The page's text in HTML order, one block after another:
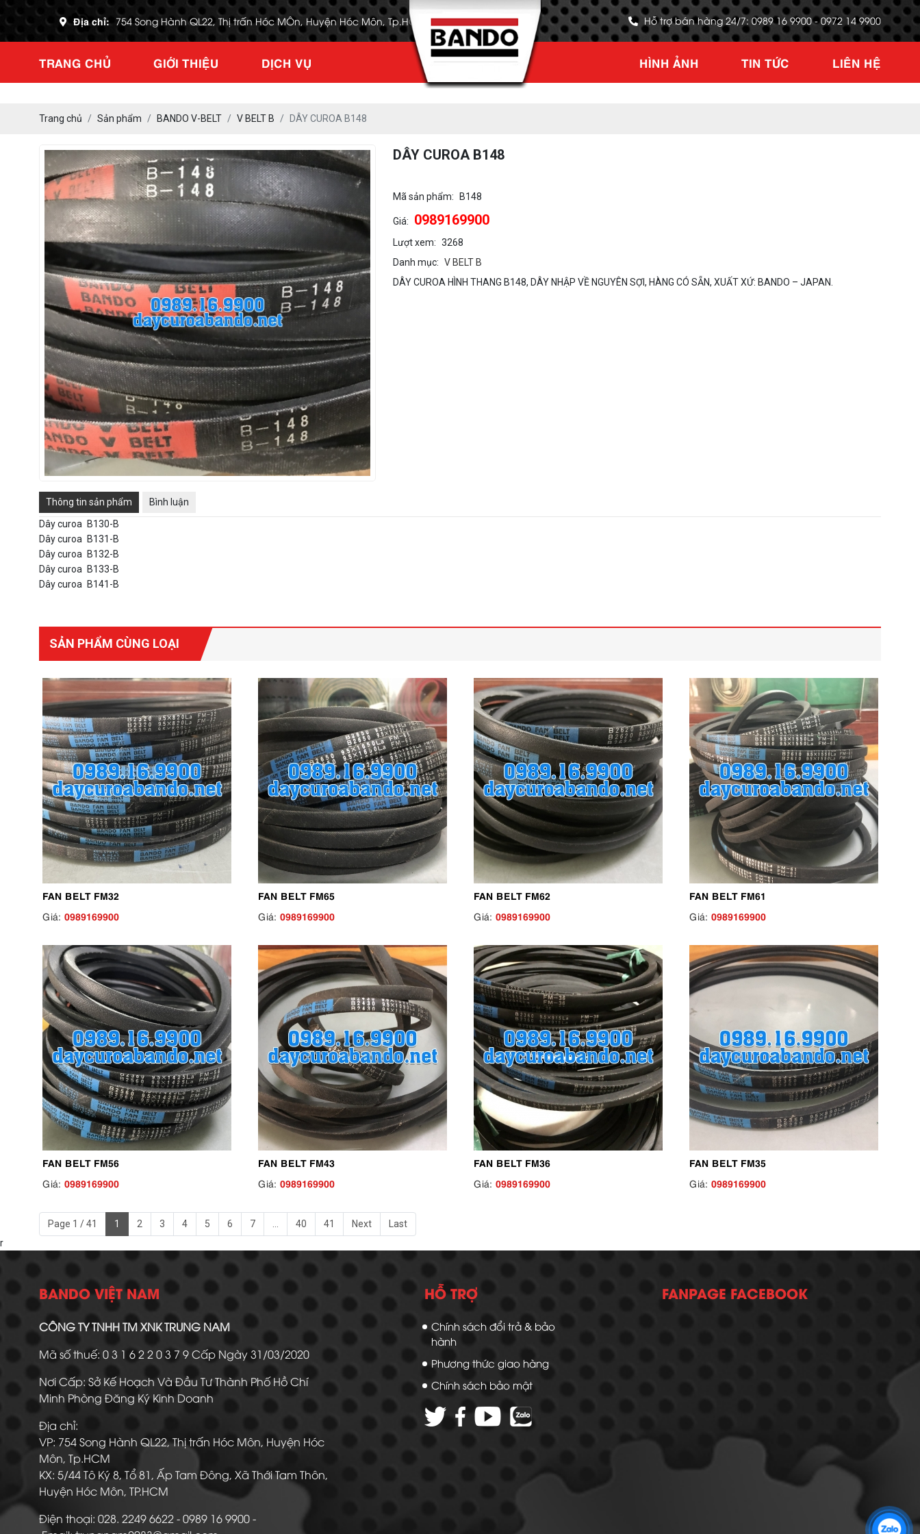
Địa chỉ: 754 Song Hành QL22, Thị trấn Hóc MÔn, Huyện Hóc Môn, Tp.HCM Hỗ trợ bán hàng 24/7: 0989 16 9900 - 0972 14 9900
TRANG CHỦ GIỚI THIỆU DỊCH VỤ HÌNH ẢNH TIN TỨC LIÊN HỆ
Trang chủ Sản phẩm BANDO V-BELT V BELT B DÂY CUROA B148
DÂY CUROA B148
Mã sản phẩm: B148
Giá: 0989169900
Lượt xem: 3268
Danh mục: V BELT B
DÂY CUROA HÌNH THANG B148, DÂY NHẬP VỀ NGUYÊN SỢI, HÀNG CÓ SẴN, XUẤT XỨ: BANDO – JAPAN.
Thông tin sản phẩm
Bình luận
Dây curoa
B130-B
Dây curoa
B131-B
Dây curoa
B132-B
Dây curoa
B133-B
Dây curoa
B141-B
SẢN PHẨM CÙNG LOẠI
FAN BELT FM32
Giá: 0989169900
FAN BELT FM65
Giá: 0989169900
FAN BELT FM62
Giá: 0989169900
FAN BELT FM61
Giá: 0989169900
FAN BELT FM56
Giá: 0989169900
FAN BELT FM43
Giá: 0989169900
FAN BELT FM36
Giá: 0989169900
FAN BELT FM35
Giá: 0989169900
Page 1 / 41 1 2 3 4 5 6 7 40 41 Next
Last
r
BANDO VIỆT NAM
CÔNG TY TNHH TM XNK TRUNG NAM
Mã số thuế: 0 3 1 6 2 2 0 3 7 9 Cấp Ngày 31/03/2020
Nơi Cấp: Sở Kế Hoạch Và Đầu Tư Thành Phố Hồ Chí
Minh Phòng Đăng Ký Kinh Doanh
Địa chỉ:
VP: 754 Song Hành QL22, Thị trấn Hóc Môn, Huyện Hóc
Môn, Tp.HCM
KX: 5/44 Tô Ký 8, Tổ 81, Ấp Tam Đông, Xã Thới Tam Thôn,
Huyện Hóc Môn, TP.HCM
Điện thoại: 028. 2249 6622 - 0989 16 9900 -
HỖ TRỢ
Chính sách đổi trả & bảo
hành
Phương thức giao hàng
Chính sách bảo mật
FANPAGE FACEBOOK